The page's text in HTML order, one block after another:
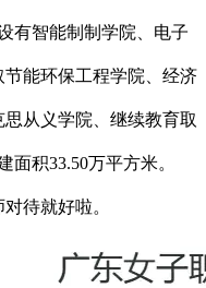
有智能制制学院、电子
能环保工程学院、经济
从义学院、继续教育取
面积33.50万平方米。
待就好啦。